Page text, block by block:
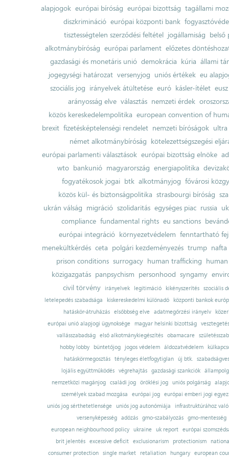
alapjogok európai bíróság európai bizottság tagállami
diszkrimináció európai központi bank
tisztességtelen szerződési feltétel jogállamiság belső
alkotmánybíróság európai parlament előzetes
gazdasági és monetáris unió demokrácia kúria állami
jogegységi határozat versenyjog uniós értékek eu
szociális jog irányelvek átültetése euró kásler-ítélet
arányosság elve választás nemzeti érdek
közös kereskedelempolitika european convention of
brexit fizetésképtelenségi rendelet nemzeti bíróságok ultra
német alkotmánybíróság kötelezettségszegési
európai parlamenti választások európai bizottság elnöke
wto bankunió magyarország energiapolitika
fogyatékosok jogai btk alkotmányjog fővárosi
közös kül- és biztonságpolitika strasbourgi bíróság
ukrán válság migráció szolidaritás egységes piac russia
compliance fundamental rights eu sanctions
európai integráció környezetvédelem fenntartható
menekültkérdés ceta polgári kezdeményezés trump nafta
prison conditions surrogacy human trafficking
közigazgatás panpsychism personhood syngamy
civil törvény
irányelvek legitimáció kikényszerítés szociális
letelepedés szabadsága
kiskereskedelmi különadó
központi bankok
hatáskör-átruházás
elsőbbség elve adatmegőrzési irányelv
európai unió alapjogi ügynoksége
magyar helsinki bizottság
vesztegetés
vallásszabadság
első alkotmánykiegészítés obamacare
hobby lobby
büntetőjog jogos védelem áldozatvédelem
hatáskörmegosztás tényleges életfogytiglan új btk.
lojális együttműködés
végrehajtás gazdasági szankciók
nemzetközi magánjog
családi jog öröklési jog uniós polgárság
személyek szabad mozgása
európai jog európai emberi jogi
uniós jog sérthetetlensége uniós jog autonómiája
infrastruktúrához
versenyképesség adózás gmo-szabályozás gmo-mentesség
european neighbourhood policy
ukraine uk report
európai
brit jelentés excessive deficit exclusionarism protectionism
consumer protection
single market retaliation hungary
european